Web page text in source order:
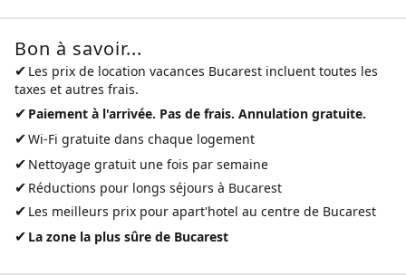
Bon à savoir...
✔ Les prix de location vacances Bucarest incluent toutes les
taxes et autres frais.
✔ Paiement à l'arrivée. Pas de frais. Annulation gratuite.
✔Wi-Fi gratuite dans chaque logement
✔ Nettoyage gratuit une fois par semaine
✔ Réductions pour longs séjours à Bucarest
✔ Les meilleurs prix pour apart'hotel au centre de Bucarest
✔ La zone la plus sûre de Bucarest